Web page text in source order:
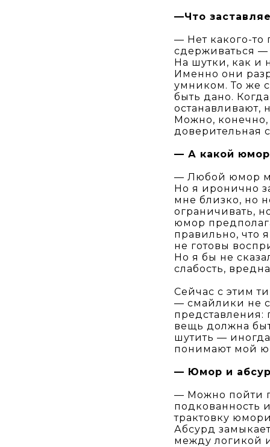
—Что
— Нет какого-то
сдерживаться
На шутки, как и
Именно они
умником. То же
быть дано.
останавливают,
Можно,
доверительная
— А какой
— Любой юмор
Но я иронично
мне близко, но
ограничивать,
юмор
правильно, что
не готовы
Но я бы не
слабость,
Сейчас с этим
— смайлики не
представления:
вещь должна
шутить —
понимают мой
— Юмор и
— Можно пойти
подкованность
трактовку
Абсурд
между логикой